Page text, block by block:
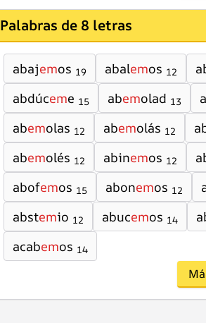
Palabras de 8 letras
abajemos 19 abalemos 12
abdúceme 15 abemolad 13
abemolas 12 abemolás 12
abemolés 12 abinemos 12
abofemos 15 abonemos 12
abstemio 12 abucemos 14
acabemos 14